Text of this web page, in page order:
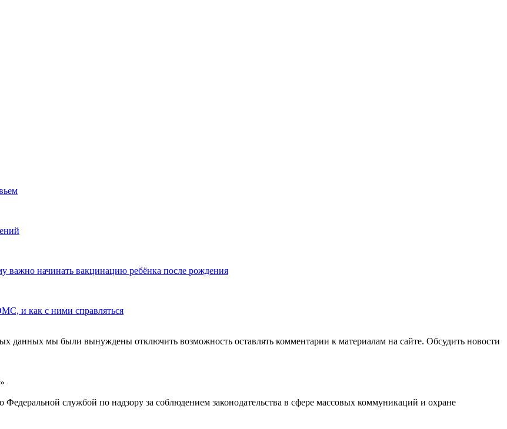
важно начинать вакцинацию ребёнка после рождения
и как с ними справляться
данных мы были вынуждены отключить возможность оставлять комментарии к материалам на сайте. Обсудить новости
службой по надзору за соблюдением законодательства в сфере массовых коммуникаций и охране